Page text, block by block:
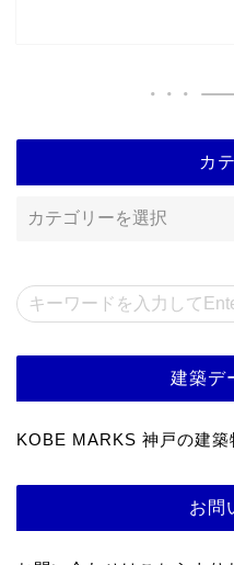
カ
建築デ
KOBE MARKS 神戸の建築
お問